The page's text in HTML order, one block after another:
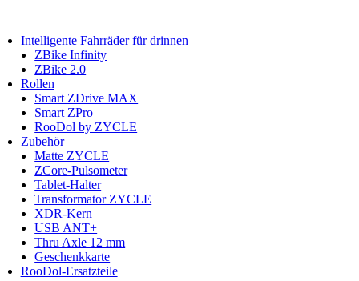
Intelligente Fahrräder für drinnen
ZBike Infinity
ZBike 2.0
Rollen
Smart ZDrive MAX
Smart ZPro
RooDol by ZYCLE
Zubehör
Matte ZYCLE
ZCore-Pulsometer
Tablet-Halter
Transformator ZYCLE
XDR-Kern
USB ANT+
Thru Axle 12 mm
Geschenkkarte
RooDol-Ersatzteile